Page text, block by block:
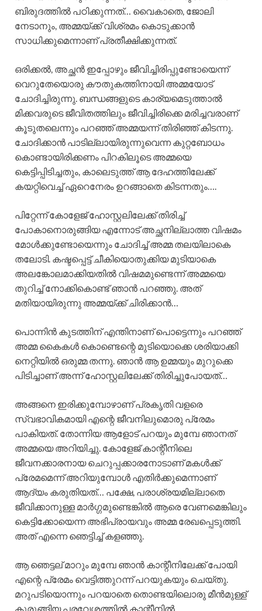
ബിരുദത്തിൽ പഠിക്കുന്നത്… വൈകാതെ, ജോലി
നേടാനും, അമ്മയ്ക്ക് വിശ്രമം കൊടുക്കാൻ
സാധിക്കുമെന്നാണ് പ്രതീക്ഷിക്കുന്നത്.
ഒരിക്കൽ, അച്ഛൻ ഇപ്പോഴും ജീവിച്ചിരിപ്പുണ്ടോയെന്ന്
വെറുതേയൊരു കൗതുകത്തിനായി അമ്മയോട്
ചോദിച്ചിരുന്നു. ബന്ധങ്ങളുടെ കാര്യമെടുത്താൽ
മിക്കവരുടെ ജീവിതത്തിലും ജീവിച്ചിരിക്കെ മരിച്ചവരാണ്
കൂടുതലെന്നും പറഞ്ഞ് അമ്മയന്ന് തിരിഞ്ഞ് കിടന്നു.
ചോദിക്കാൻ പാടില്ലായിരുന്നുവെന്ന കുറ്റബോധം
കൊണ്ടായിരിക്കണം പിറകിലൂടെ അമ്മയെ
കെട്ടിപ്പിടിച്ചതും, കാലെടുത്ത് ആ ദേഹത്തിലേക്ക്
കയറ്റിവെച്ച് ഏറെനേരം ഉറങ്ങാതെ കിടന്നതും….
പിറ്റേന്ന് കോളേജ് ഹോസ്റ്റലിലേക്ക് തിരിച്ച്
പോകാനൊരുങ്ങിയ എന്നോട് അച്ഛനില്ലാത്ത വിഷമം
മോൾക്കുണ്ടോയെന്നും ചോദിച്ച് അമ്മ തലയിലാകെ
തലോടി. കഷ്ടപ്പെട്ട് ചീകിയൊതുക്കിയ മുടിയാകെ
അലങ്കോലമാക്കിയതിൽ വിഷമമുണ്ടെന്ന്‌ അമ്മയെ
തുറിച്ച് നോക്കികൊണ്ട് ഞാൻ പറഞ്ഞു. അത്
മതിയായിരുന്നു അമ്മയ്ക്ക് ചിരിക്കാൻ…
പൊന്നിൻ കുടത്തിന് എന്തിനാണ് പൊട്ടെന്നും പറഞ്ഞ്
അമ്മ കൈകൾ കൊണ്ടെന്റെ മുടിയൊക്കെ ശരിയാക്കി
നെറ്റിയിൽ ഒരുമ്മ തന്നു. ഞാൻ ആ ഉമ്മയും മുറുക്കെ
പിടിച്ചാണ് അന്ന് ഹോസ്റ്റലിലേക്ക് തിരിച്ചുപോയത്…
അങ്ങനെ ഇരിക്കുമ്പോഴാണ് പ്രകൃതി വളരെ
സ്വഭാവികമായി എന്റെ ജീവനിലുമൊരു പ്രേമം
പാകിയത്. തോന്നിയ ആളോട് പറയും മുമ്പേ ഞാനത്
അമ്മയെ അറിയിച്ചു. കോളേജ് കാന്റീനിലെ
ജീവനക്കാരനായ ചെറുപ്പക്കാരനോടാണ് മകൾക്ക്
പ്രേമമെന്ന് അറിയുമ്പോൾ എതിർക്കുമെന്നാണ്
ആദ്യം കരുതിയത്… പക്ഷേ, പരാശ്രയമില്ലാതെ
ജീവിക്കാനുള്ള മാർഗ്ഗമുണ്ടെങ്കിൽ ആരെ വേണമെങ്കിലും
കെട്ടിക്കോയെന്ന അഭിപ്രായവും അമ്മ രേഖപ്പെടുത്തി.
അത് എന്നെ ഞെട്ടിച്ച് കളഞ്ഞു.
ആ ഞെട്ടല് മാറും മുമ്പേ ഞാൻ കാന്റീനിലേക്ക് പോയി
എന്റെ പ്രേമം വെട്ടിത്തുറന്ന് പറയുകയും ചെയ്തു.
മറുപടിയൊന്നും പറയാതെ തൊണ്ടയിലൊരു മീൻമുള്ള്
കുരുങ്ങിയ പരവേശത്തിൽ കാന്റീനിൽ